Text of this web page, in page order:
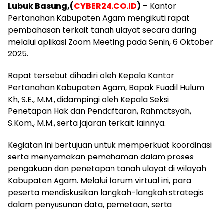
Lubuk Basung,(CYBER24.CO.ID) – Kantor
Pertanahan Kabupaten Agam mengikuti rapat
pembahasan terkait tanah ulayat secara daring
melalui aplikasi Zoom Meeting pada Senin, 6 Oktober
2025.
Rapat tersebut dihadiri oleh Kepala Kantor
Pertanahan Kabupaten Agam, Bapak Fuadil Hulum
Kh, S.E., M.M., didampingi oleh Kepala Seksi
Penetapan Hak dan Pendaftaran, Rahmatsyah,
S.Kom., M.M., serta jajaran terkait lainnya.
Kegiatan ini bertujuan untuk memperkuat koordinasi
serta menyamakan pemahaman dalam proses
pengakuan dan penetapan tanah ulayat di wilayah
Kabupaten Agam. Melalui forum virtual ini, para
peserta mendiskusikan langkah-langkah strategis
dalam penyusunan data, pemetaan, serta